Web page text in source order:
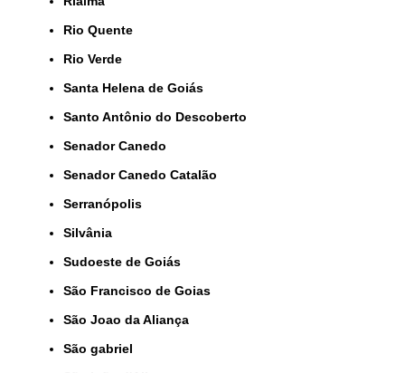
Rio Quente
Rio Verde
Santa Helena de Goiás
Santo Antônio do Descoberto
Senador Canedo
Senador Canedo Catalão
Serranópolis
Silvânia
Sudoeste de Goiás
São Francisco de Goias
São Joao da Aliança
São gabriel